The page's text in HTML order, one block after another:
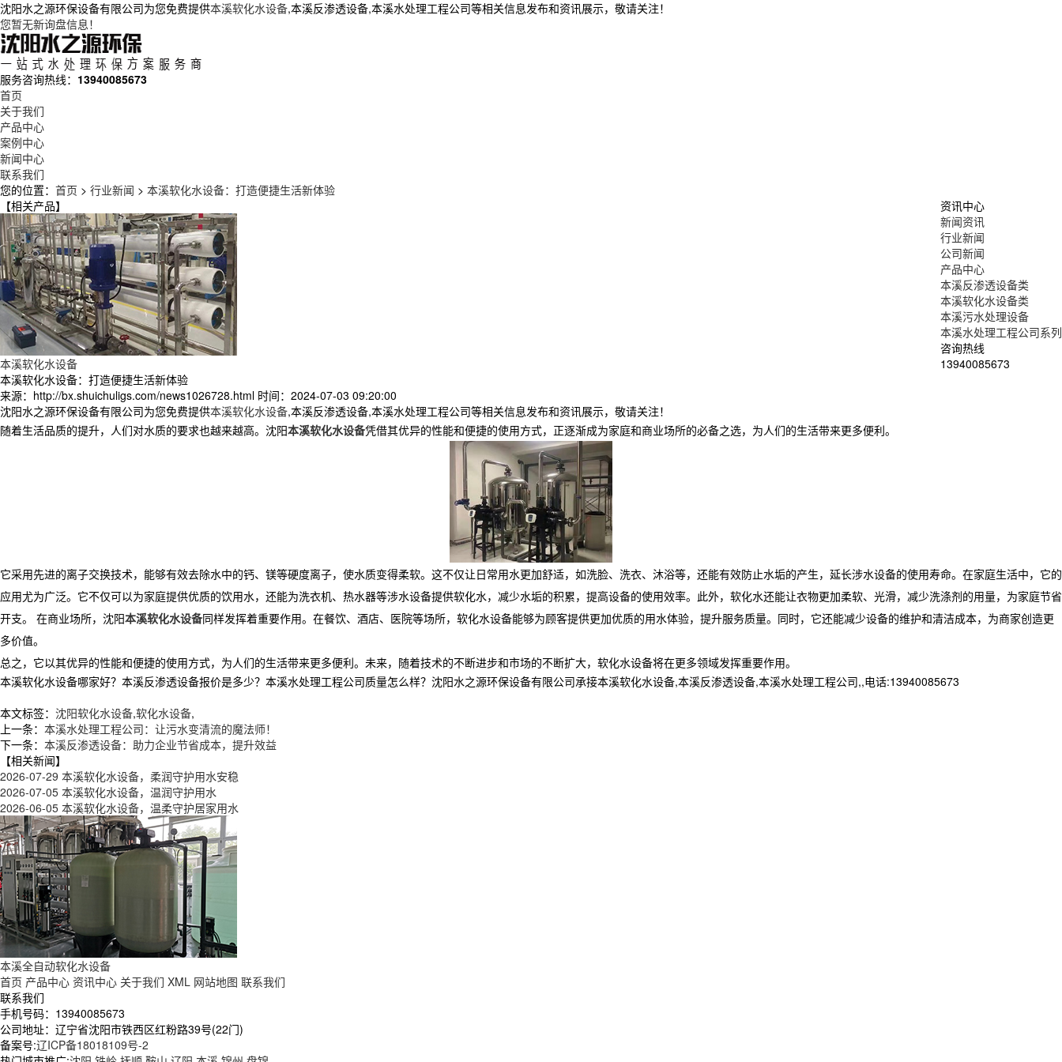
沈阳水之源环保设备有限公司为您免费提供本溪软化水设备,本溪反渗透设备,本溪水处理工程公司等相关信息发布和资讯展示，敬请关注！
您暂无新询盘信息！
服务咨询热线： 13940085673
首页
关于我们
产品中心
案例中心
新闻中心
联系我们
您的位置： 首页 > 行业新闻 > 本溪软化水设备：打造便捷生活新体验
资讯中心
新闻资讯
行业新闻
公司新闻
产品中心
本溪反渗透设备类
本溪软化水设备类
本溪污水处理设备
本溪水处理工程公司系列
咨询热线
13940085673
本溪软化水设备：打造便捷生活新体验
来源：http://bx.shuichuligs.com/news1026728.html 时间：2024-07-03 09:20:00
沈阳水之源环保设备有限公司为您免费提供本溪软化水设备,本溪反渗透设备,本溪水处理工程公司等相关信息发布和资讯展示，敬请关注！
随着生活品质的提升，人们对水质的要求也越来越高。沈阳本溪软化水设备凭借其优异的性能和便捷的使用方式，正逐渐成为家庭和商业场所的必备之选，为人们的生活带来更多便利。
它采用先进的离子交换技术，能够有效去除水中的钙、镁等硬度离子，使水质变得柔软。这不仅让日常用水更加舒适，如洗脸、洗衣、沐浴等，还能有效防止水垢的产生，延长涉水设备的使用寿命。在家庭生活中，它的
应用尤为广泛。它不仅可以为家庭提供优质的饮用水，还能为洗衣机、热水器等涉水设备提供软化水，减少水垢的积累，提高设备的使用效率。此外，软化水还能让衣物更加柔软、光滑，减少洗涤剂的用量，为家庭节省
开支。 在商业场所，沈阳本溪软化水设备同样发挥着重要作用。在餐饮、酒店、医院等场所，软化水设备能够为顾客提供更加优质的用水体验，提升服务质量。同时，它还能减少设备的维护和清洁成本，为商家创造更
多价值。
总之，它以其优异的性能和便捷的使用方式，为人们的生活带来更多便利。未来，随着技术的不断进步和市场的不断扩大，软化水设备将在更多领域发挥重要作用。
本溪软化水设备哪家好？本溪反渗透设备报价是多少？本溪水处理工程公司质量怎么样？沈阳水之源环保设备有限公司承接本溪软化水设备,本溪反渗透设备,本溪水处理工程公司,,电话:13940085673
本文标签： 沈阳软化水设备,软化水设备,
上一条： 本溪水处理工程公司：让污水变清流的魔法师！
下一条： 本溪反渗透设备：助力企业节省成本，提升效益
【相关新闻】
2026-07-29 本溪软化水设备，柔润守护用水安稳
2026-07-05 本溪软化水设备，温润守护用水
2026-06-05 本溪软化水设备，温柔守护居家用水
【相关产品】
本溪软化水设备
本溪全自动软化水设备
首页 产品中心 资讯中心 关于我们 XML 网站地图 联系我们
联系我们
手机号码：13940085673
公司地址：辽宁省沈阳市铁西区红粉路39号(22门)
备案号:辽ICP备18018109号-2